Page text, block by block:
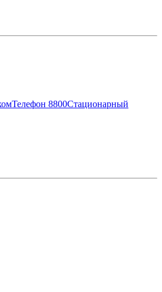
Телефон 8800Стационарный